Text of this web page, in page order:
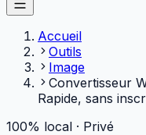
Accueil
Outils
Image
Convertisseur
Rapide, sans
100% local · Privé